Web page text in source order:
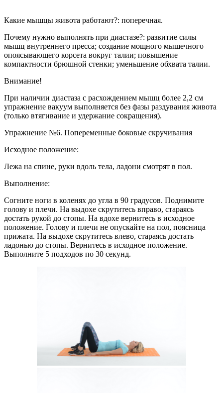
Какие мышцы живота работают?: поперечная.
Почему нужно выполнять при диастазе?: развитие силы
мышц внутреннего пресса; создание мощного мышечного
опоясывающего корсета вокруг талии; повышение
компактности брюшной стенки; уменьшение обхвата талии.
Внимание!
При наличии диастаза с расхождением мышц более 2,2 см
упражнение вакуум выполняется без фазы раздувания живота
(только втягивание и удержание сокращения).
Упражнение №6. Попеременные боковые скручивания
Исходное положение:
Лежа на спине, руки вдоль тела, ладони смотрят в пол.
Выполнение:
Согните ноги в коленях до угла в 90 градусов. Поднимите
голову и плечи. На выдохе скрутитесь вправо, стараясь
достать рукой до стопы. На вдохе вернитесь в исходное
положение. Голову и плечи не опускайте на пол, поясница
прижата. На выдохе скрутитесь влево, стараясь достать
ладонью до стопы. Вернитесь в исходное положение.
Выполните 5 подходов по 30 секунд.